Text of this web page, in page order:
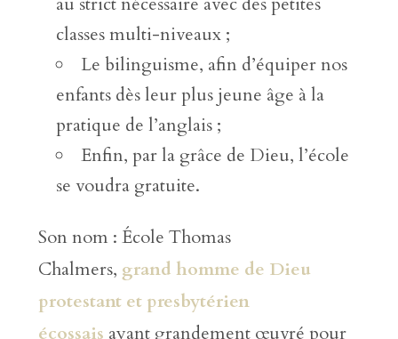
classes multi-niveaux ;
Le bilinguisme, afin d’équiper nos
enfants dès leur plus jeune âge à la
pratique de l’anglais ;
Enfin, par la grâce de Dieu, l’école
se voudra gratuite.
Son nom : École Thomas
Chalmers, grand homme de Dieu
protestant et presbytérien
écossais ayant grandement œuvré pour